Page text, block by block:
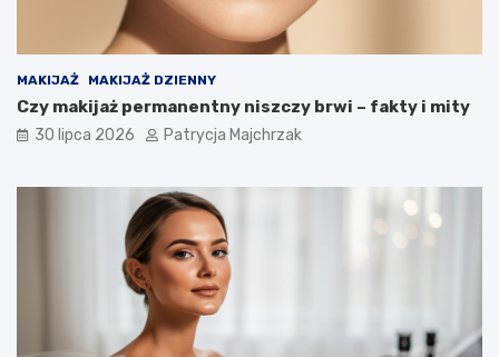
MAKIJAŻ MAKIJAŻ DZIENNY
Czy makijaż permanentny niszczy brwi – fakty i mity
30 lipca 2026 Patrycja Majchrzak